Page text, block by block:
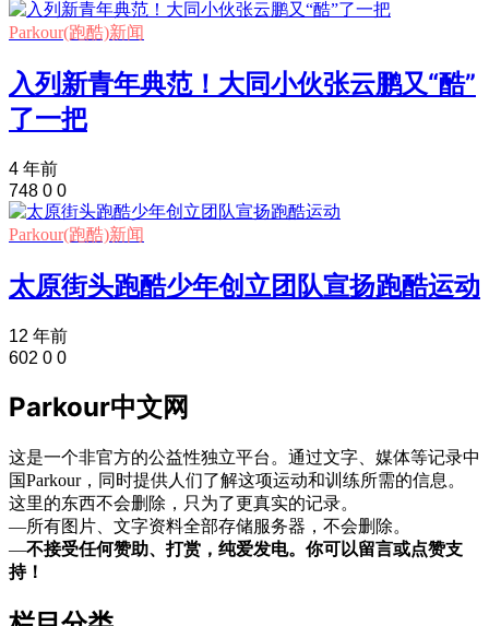
Parkour(跑酷)新闻
入列新青年典范！大同小伙张云鹏又“酷”
了一把
4 年前
748 0 0
Parkour(跑酷)新闻
太原街头跑酷少年创立团队宣扬跑酷运动
12 年前
602 0 0
Parkour中文网
这是一个非官方的公益性独立平台。通过文字、媒体等记录中
国Parkour，同时提供人们了解这项运动和训练所需的信息。
这里的东西不会删除，只为了更真实的记录。
—所有图片、文字资料全部存储服务器，不会删除。
—不接受任何赞助、打赏，纯爱发电。你可以留言或点赞支
持！